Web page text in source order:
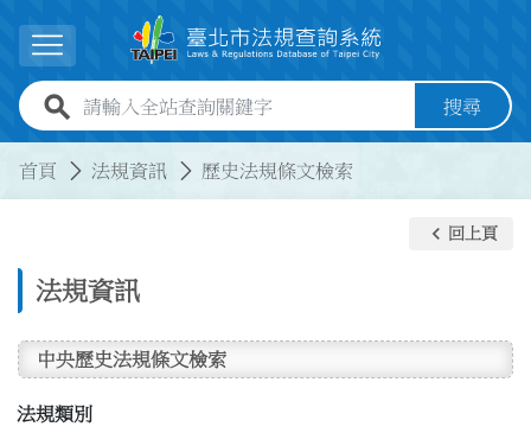
展開選單
全站查詢關鍵字欄位 搜尋
首頁 法規資訊 歷史法規條文檢索
法規資訊
keyboard_arrow_left 回上頁
中央歷史法規條文檢索
法規類別